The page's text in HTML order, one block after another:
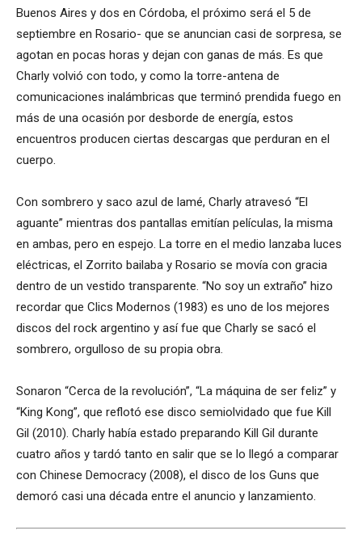
Buenos Aires y dos en Córdoba, el próximo será el 5 de
septiembre en Rosario- que se anuncian casi de sorpresa, se
agotan en pocas horas y dejan con ganas de más. Es que
Charly volvió con todo, y como la torre-antena de
comunicaciones inalámbricas que terminó prendida fuego en
más de una ocasión por desborde de energía, estos
encuentros producen ciertas descargas que perduran en el
cuerpo.
Con sombrero y saco azul de lamé, Charly atravesó “El
aguante” mientras dos pantallas emitían películas, la misma
en ambas, pero en espejo. La torre en el medio lanzaba luces
eléctricas, el Zorrito bailaba y Rosario se movía con gracia
dentro de un vestido transparente. “No soy un extraño” hizo
recordar que Clics Modernos (1983) es uno de los mejores
discos del rock argentino y así fue que Charly se sacó el
sombrero, orgulloso de su propia obra.
Sonaron “Cerca de la revolución”, “La máquina de ser feliz” y
“King Kong”, que reflotó ese disco semiolvidado que fue Kill
Gil (2010). Charly había estado preparando Kill Gil durante
cuatro años y tardó tanto en salir que se lo llegó a comparar
con Chinese Democracy (2008), el disco de los Guns que
demoró casi una década entre el anuncio y lanzamiento.